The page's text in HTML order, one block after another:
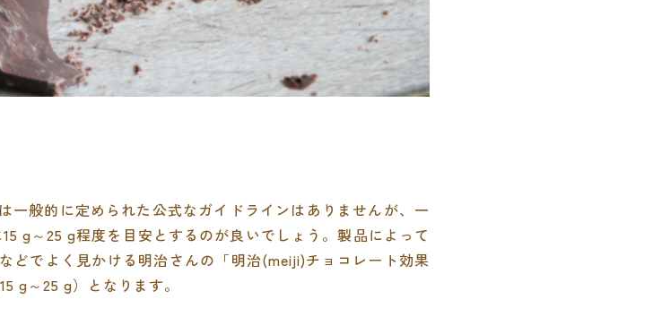
一般的に定められた公式なガイドラインはありませんが、一
g～25 g程度を目安とするのが良いでしょう。製品によって
どでよく見かける明治さんの「明治(meiji)チョコレート効果
g～25 g）となります。